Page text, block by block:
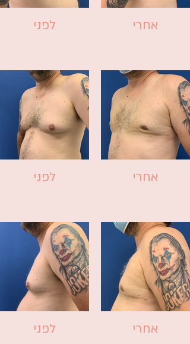
לפני אחרי
לפני אחרי
לפני אחרי